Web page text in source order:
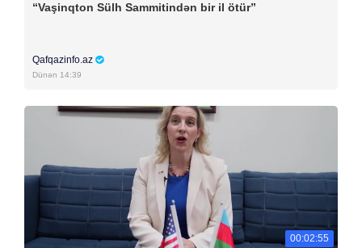
“Vaşinqton Sülh Sammitindən bir il ötür”
Qafqazinfo.az
Dünən 14:39
00:02:55